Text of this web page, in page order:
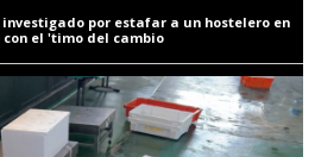
por estafar a un hostelero en
con el 'timo del cambio